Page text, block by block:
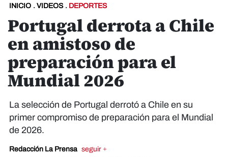
INICIO . VIDEOS . DEPORTES
Portugal derrota a Chile
en amistoso de
preparación para el
Mundial 2026
La selección de Portugal derrotó a Chile en su
primer compromiso de preparación para el Mundial
de 2026.
Redacción La Prensa seguir +